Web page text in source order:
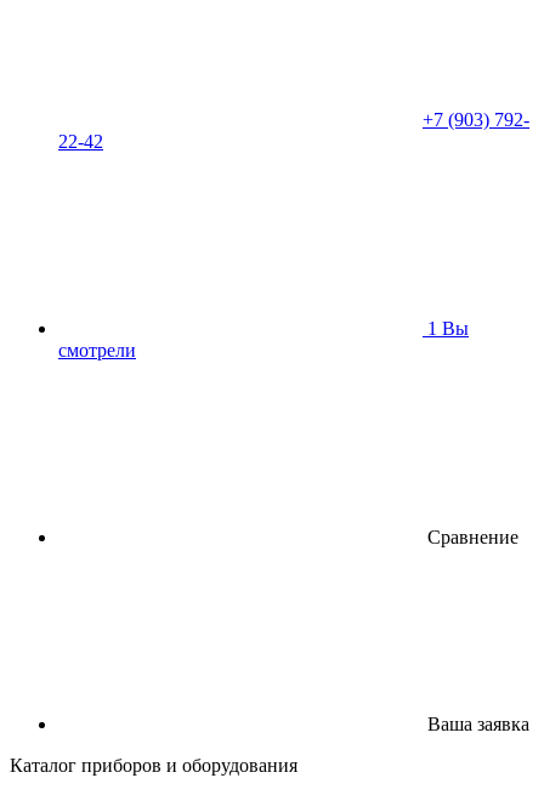
+7 (903) 792-
22-42
1 Вы
смотрели
Сравнение
Ваша заявка
Каталог приборов и оборудования